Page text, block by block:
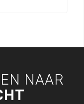
NAAR